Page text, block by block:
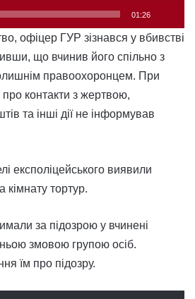
01:26
офіцер ГУР зізнався у вбивстві
що вчинив його спільно з
правоохоронцем. При
контакти з жертвою,
та інші дії не інформував
експоліцейського виявили
тортур.
за підозрою у вчинені
змовою групою осіб.
їм про підозру.